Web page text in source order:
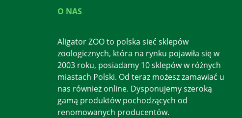
O NAS
Aligator ZOO to polska sieć sklepów
zoologicznych, która na rynku pojawiła się w
2003 roku, posiadamy 10 sklepów w różnych
miastach Polski. Od teraz możesz zamawiać u
nas również online. Dysponujemy szeroką
gamą produktów pochodzących od
renomowanych producentów.